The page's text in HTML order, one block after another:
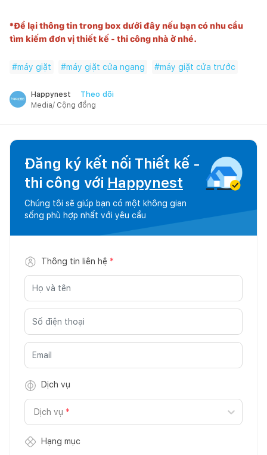
*Để lại thông tin trong box dưới đây nếu bạn có nhu cầu
tìm kiếm đơn vị thiết kế - thi công nhà ở nhé.
#máy giặt #máy giặt cửa ngang #máy giặt cửa trước
Happynest Theo dõi
Media/ Cộng đồng
Đăng ký kết nối Thiết kế -
thi công với Happynest
Chúng tôi sẽ giúp bạn có một không gian
sống phù hợp nhất với yêu cầu
Thông tin liên hệ *
Dịch vụ
Dịch vụ *
Hạng mục